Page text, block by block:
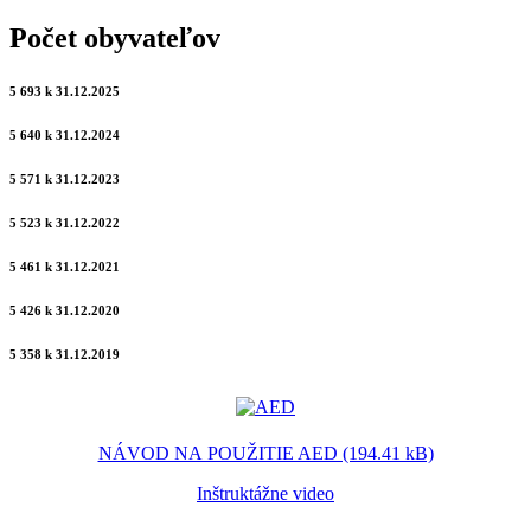
Počet obyvateľov
5 693 k 31.12.2025
5 640 k 31.12.2024
5 571 k 31.12.2023
5 523 k 31.12.2022
5 461 k 31.12.2021
5 426 k 31.12.2020
5 358 k 31.12.2019
NÁVOD NA POUŽITIE AED (194.41 kB)
Inštruktážne video